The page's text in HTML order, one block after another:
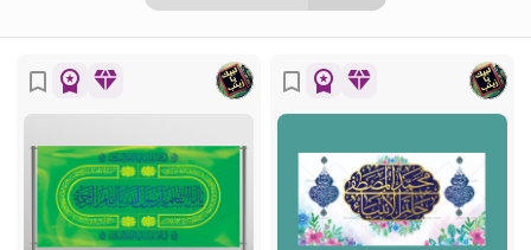
diamond
workspace_premium
bookmark_border
diamond
workspace_premium
bookmark_border